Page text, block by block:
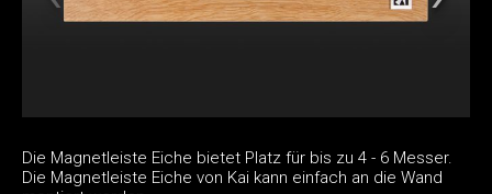
Die Magnetleiste Eiche bietet Platz für bis zu 4 - 6 Messer.
Die Magnetleiste Eiche von Kai kann einfach an die Wand